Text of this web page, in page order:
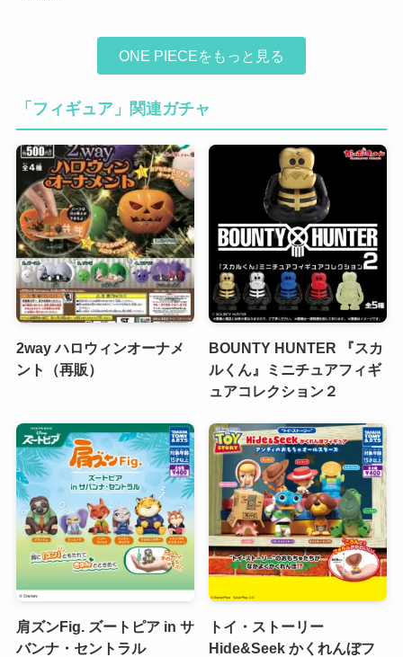
ONE PIECEをもっと見る
「フィギュア」関連ガチャ
2way ハロウィンオーナメ
ント（再販）
BOUNTY HUNTER 『スカ
ルくん』ミニチュアフィギ
ュアコレクション２
肩ズンFig. ズートピア in サ
バンナ・セントラル
トイ・ストーリー
Hide&Seek かくれんぼフ